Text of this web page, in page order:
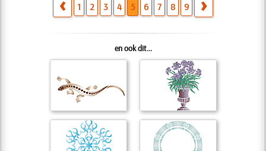
1 2 3 4 5 6 7 8 9
en ook dit...